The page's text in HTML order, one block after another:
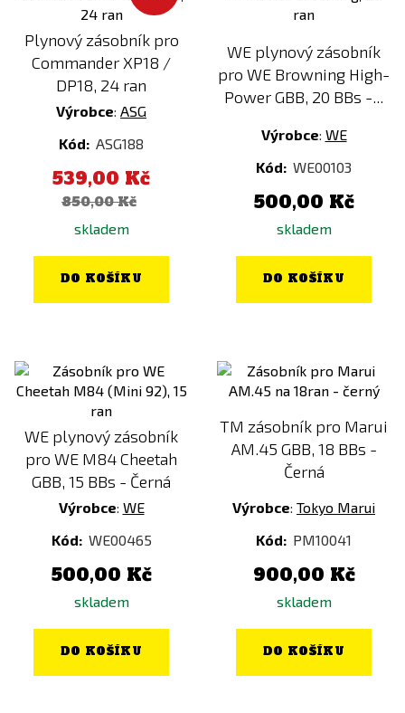
Plynový zásobník pro
Commander XP18 /
DP18, 24 ran
Výrobce: ASG
Kód: ASG188
539,00 Kč
850,00 Kč
skladem
DO KOŠÍKU
WE plynový zásobník
pro WE Browning High-
Power GBB, 20 BBs -...
Výrobce: WE
Kód: WE00103
500,00 Kč
skladem
DO KOŠÍKU
WE plynový zásobník
pro WE M84 Cheetah
GBB, 15 BBs - Černá
Výrobce: WE
Kód: WE00465
500,00 Kč
skladem
DO KOŠÍKU
TM zásobník pro Marui
AM.45 GBB, 18 BBs -
Černá
Výrobce: Tokyo Marui
Kód: PM10041
900,00 Kč
skladem
DO KOŠÍKU